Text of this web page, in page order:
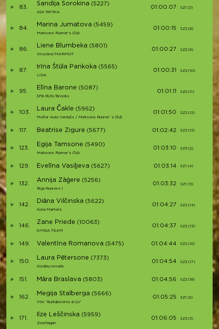
83.
Sandija Sorokina (5227)
ASK PATRIA
01:00:07 SZ1 (3)
84.
Marina Jumatova (5459)
Matisons Runner's Club
01:00:15 SZ2 (8)
86.
Liene Blumbeka (5801)
Virsotne/MARMOT
01:00:27 SZ2 (9)
87.
Irīna Štūla Pankoka (5565)
LIDA
01:00:31 SZ2 (10)
95.
Elīna Barone (5087)
SPB RUN/Brooks
01:01:11 SZ2 (11)
103.
Laura Čakle (5962)
Moller Auto Ventpils / Matisons Runner`s Club
01:01:50 SZ2 (12)
117. Beatrise Zigure (5677) 01:02:42 SZ2 (13)
123.
Egija Tamsone (5490)
Matisons Runner's Club
01:03:10 SZ3 (2)
129. Evelīna Vasiļjeva (5627) 01:03:14 SZ1 (4)
132.
Annija Zàģere (5256)
Riga Runners 1
01:03:32 SZ1 (5)
142.
Diāna Vilčinska (5622)
Ilona Marhele
01:04:27 SZ2 (14)
146.
Zane Priede (10063)
SIMBA TEAM
01:04:37 SZ2 (15)
149. Valentīna Romanova (5475) 01:04:44 SZ2 (16)
150.
Laura Pētersone (7373)
Kocēnu novads
01:04:54 SZ2 (17)
151. Māra Braslava (5803) 01:04:56 SZ2 (18)
162.
Megija Stalberga (5666)
VSK "Burkānciems & Co"
01:05:25 SZ1 (6)
171.
Ilze Leščinska (5959)
Zoorbagan
01:06:05 SZ3 (3)